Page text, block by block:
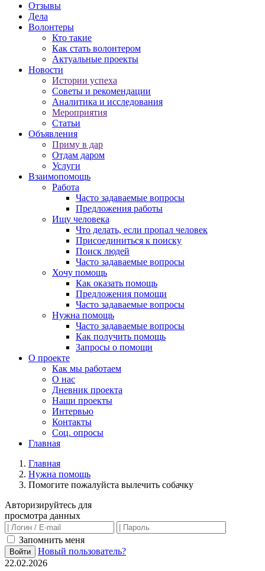
Отзывы
Дела
Волонтеры
Кто такие
Как стать волонтером
Актуальные проекты
Новости
Истории успеха
Советы и рекомендации
Аналитика и исследования
Мероприятия
Статьи
Объявления
Приму в дар
Отдам даром
Услуги
Взаимопомощь
Работа
Часто задаваемые вопросы
Предложения работы
Ищу человека
Что делать, если пропал человек
Присоединиться к поиску
Поиск людей
Часто задаваемые вопросы
Хочу помощь
Как оказать помощь
Предложения помощи
Часто задаваемые вопросы
Нужна помощь
Часто задаваемые вопросы
Как получить помощь
Запросы о помощи
О проекте
Как мы работаем
О нас
Дневник проекта
Наши проекты
Интервью
Контакты
Соц. опросы
Главная
Главная
Нужна помощь
Помогите пожалуйста вылечить собачку
Авторизируйтесь для
просмотра данных
Запомнить меня
Войти
Новый пользователь?
22.02.2026